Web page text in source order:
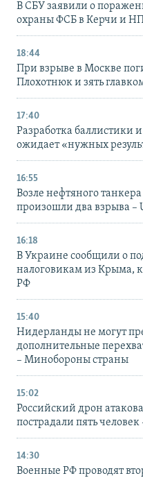
В СБУ заявили о
охраны ФСБ в Керчи и
18:44
При взрыве в Москве
Плохотнюк и зять
17:40
Разработка баллистики
ожидает «нужных
16:55
Возле нефтяного
произошли два взрыва –
16:18
В Украине сообщили о
налоговикам из Крыма,
РФ
15:40
Нидерланды не могут
дополнительные
– Минобороны страны
15:02
Российский дрон
пострадали пять
14:30
Военные РФ проводят